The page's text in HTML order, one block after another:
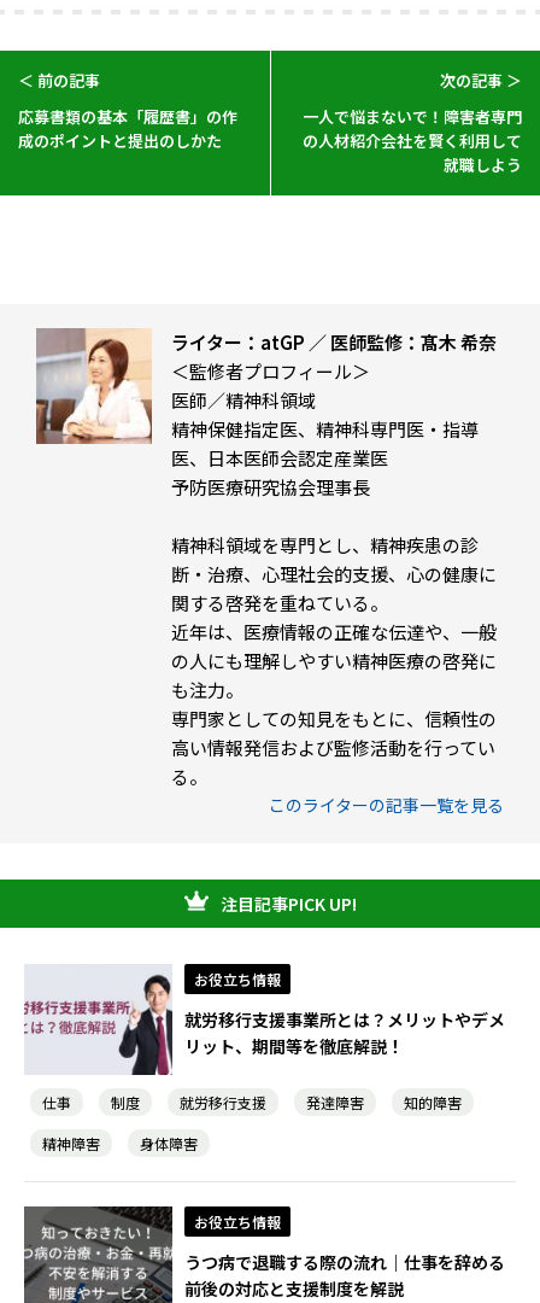
＜ 前の記事
応募書類の基本「履歴書」の作
成のポイントと提出のしかた
次の記事 ＞
一人で悩まないで！障害者専門
の人材紹介会社を賢く利用して
就職しよう
ライター：atGP ／ 医師監修：髙木 希奈
＜監修者プロフィール＞
医師／精神科領域
精神保健指定医、精神科専門医・指導
医、日本医師会認定産業医
予防医療研究協会理事長
精神科領域を専門とし、精神疾患の診
断・治療、心理社会的支援、心の健康に
関する啓発を重ねている。
近年は、医療情報の正確な伝達や、一般
の人にも理解しやすい精神医療の啓発に
も注力。
専門家としての知見をもとに、信頼性の
高い情報発信および監修活動を行ってい
る。
このライターの記事一覧を見る
注目記事PICK UP!
お役立ち情報
就労移行支援事業所とは？メリットやデメ
リット、期間等を徹底解説！
仕事 制度 就労移行支援 発達障害
知的障害
精神障害
身体障害
お役立ち情報
うつ病で退職する際の流れ｜仕事を辞める
前後の対応と支援制度を解説